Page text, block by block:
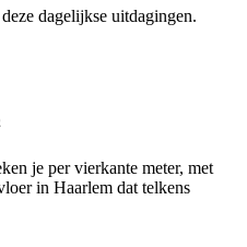
dagelijkse uitdagingen.
je per vierkante meter, met
in Haarlem dat telkens